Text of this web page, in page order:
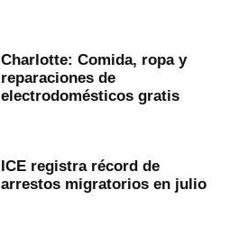
Charlotte: Comida, ropa y
reparaciones de
electrodomésticos gratis
ICE registra récord de
arrestos migratorios en julio